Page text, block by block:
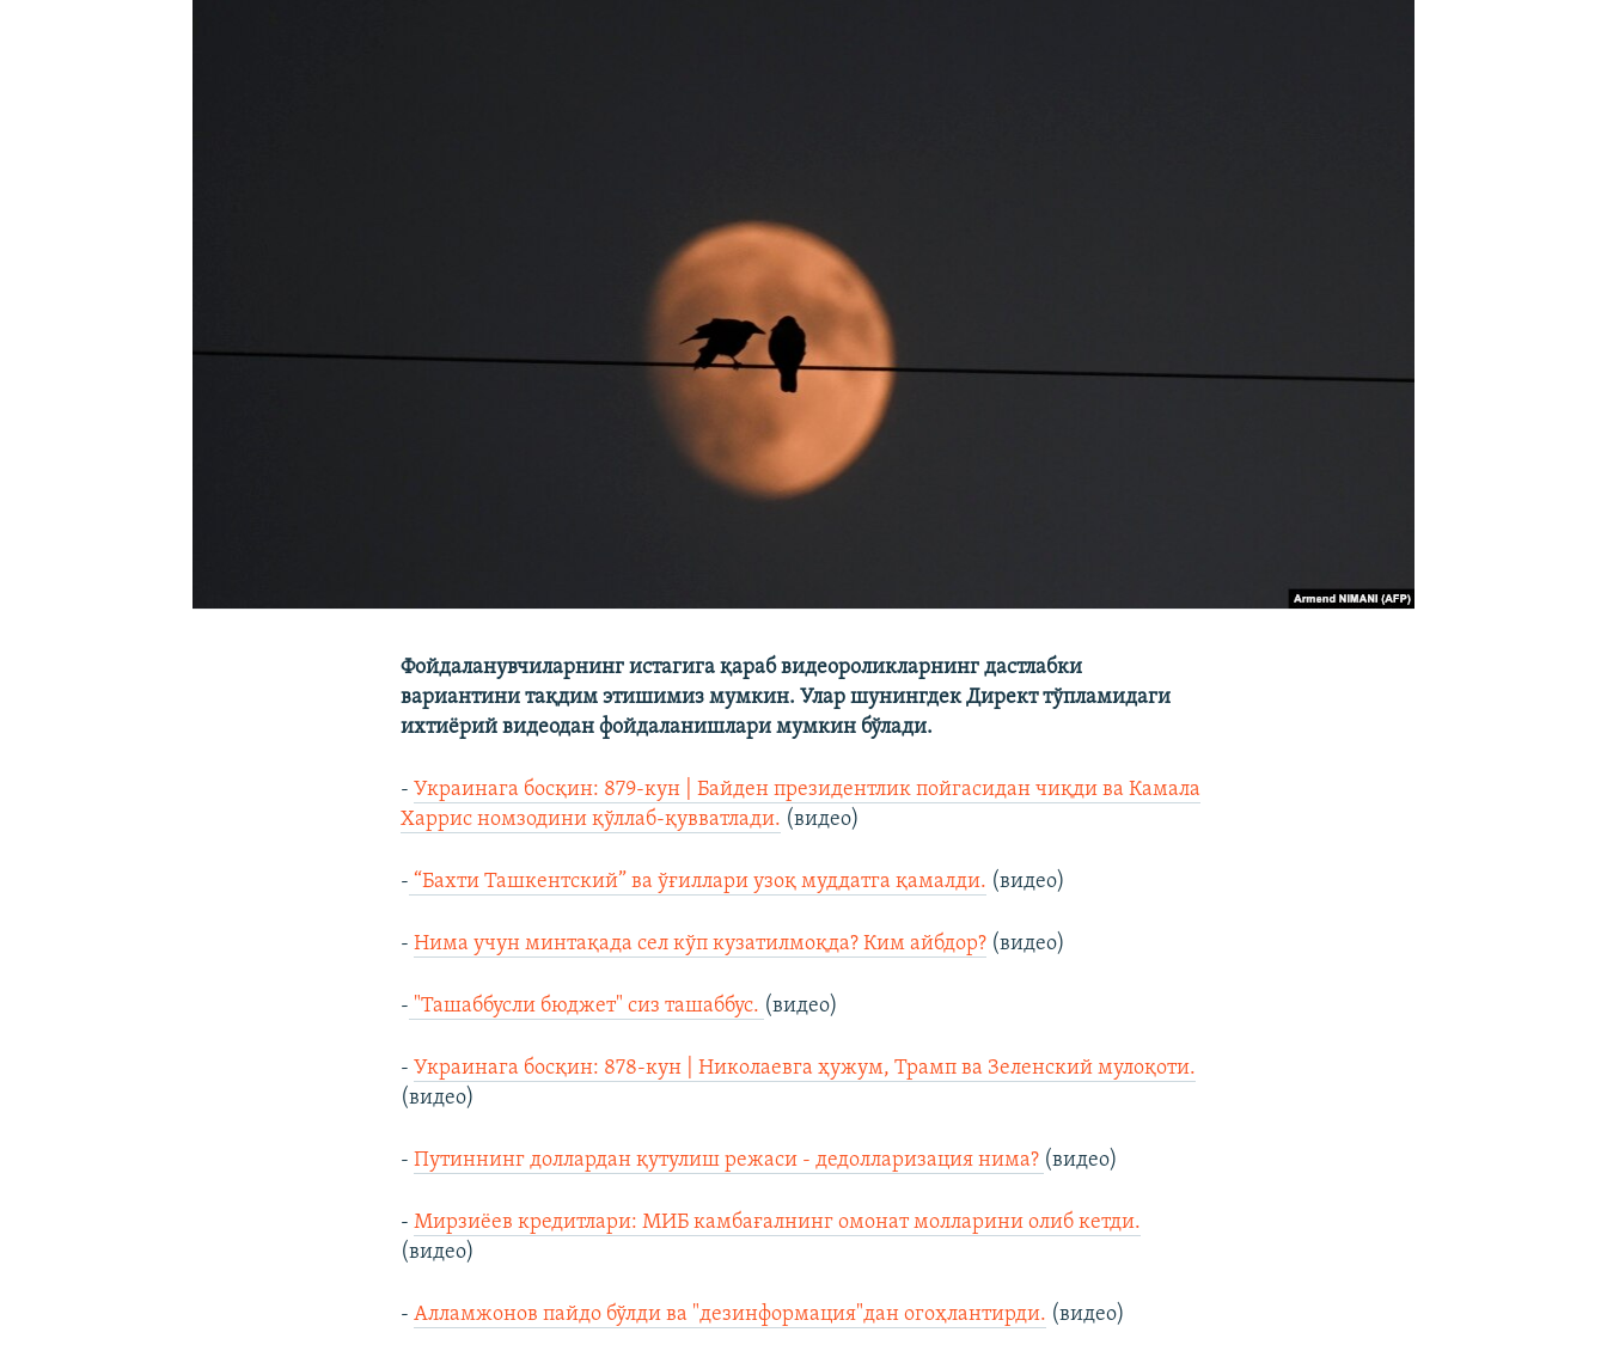
Фойдаланувчиларнинг истагига қараб видеороликларнинг дастлабки
вариантини тақдим этишимиз мумкин. Улар шунингдек Директ тўпламидаги
ихтиёрий видеодан фойдаланишлари мумкин бўлади.
-Украинага босқин: 879-кун | Байден президентлик пойгасидан чиқди ва Камала
Харрис номзодини қўллаб-қувватлади. (видео)
- “Бахти Ташкентский” ва ўғиллари узоқ муддатга қамалди. (видео)
-Нима учун минтақада сел кўп кузатилмоқда? Ким айбдор? (видео)
- "Ташаббусли бюджет" сиз ташаббус. (видео)
-Украинага босқин: 878-кун | Николаевга ҳужум, Трамп ва Зеленский мулоқоти.
(видео)
-Путиннинг доллардан қутулиш режаси - дедолларизация нима? (видео)
-Мирзиёев кредитлари: МИБ камбағалнинг омонат молларини олиб кетди.
(видео)
-Алламжонов пайдо бўлди ва "дезинформация"дан огоҳлантирди. (видео)